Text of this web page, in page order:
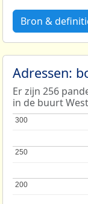
Bron &
Adressen:
Er zijn 256
in de buurt
200
200
250
250
300
300